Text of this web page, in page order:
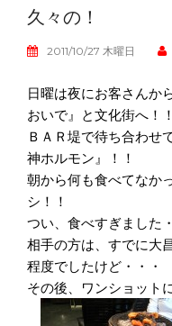
久々の！
2011/10/27 木曜日
日曜は夜にお客さんか
おいで』と文化街へ！！
ＢＡＲ堤で待ち合わせ
神ホルモン』！！
朝から何も食べてなか
シ！！
つい、食べすぎました
相手の方は、すでに大
程度でしたけど・・・
その後、ワンショット